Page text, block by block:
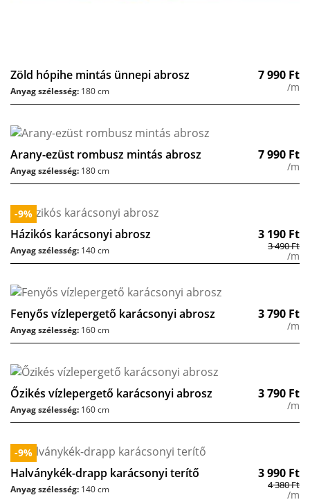
Zöld hópihe mintás ünnepi abrosz 7 990 Ft
/m
Anyag szélesség: 180 cm
Arany-ezüst rombusz mintás abrosz 7 990 Ft
/m
Anyag szélesség: 180 cm
-9%
Házikós karácsonyi abrosz 3 190 Ft
3 490Ft
/m
Anyag szélesség: 140 cm
Fenyős vízlepergető karácsonyi abrosz 3 790 Ft
/m
Anyag szélesség: 160 cm
Őzikés vízlepergető karácsonyi abrosz 3 790 Ft
/m
Anyag szélesség: 160 cm
-9%
Halványkék-drapp karácsonyi terítő 3 990 Ft
4 380Ft
/m
Anyag szélesség: 140 cm